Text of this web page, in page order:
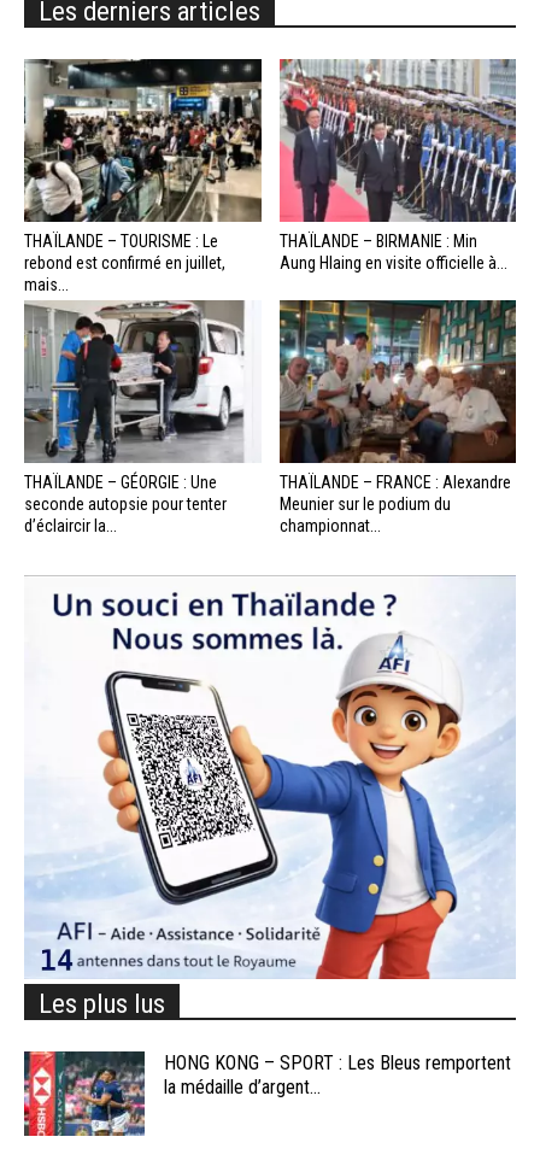
Les derniers articles
THAÏLANDE – TOURISME : Le
rebond est confirmé en juillet,
mais...
THAÏLANDE – BIRMANIE : Min
Aung Hlaing en visite officielle à...
THAÏLANDE – GÉORGIE : Une
seconde autopsie pour tenter
d’éclaircir la...
THAÏLANDE – FRANCE : Alexandre
Meunier sur le podium du
championnat...
Les plus lus
HONG KONG – SPORT : Les Bleus remportent
la médaille d’argent...